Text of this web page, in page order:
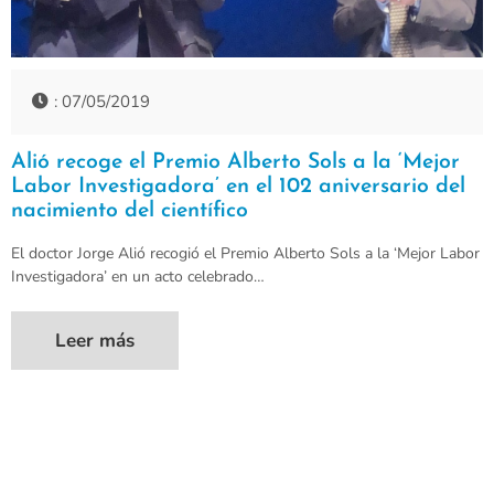
: 07/05/2019
Alió recoge el Premio Alberto Sols a la ‘Mejor
Labor Investigadora’ en el 102 aniversario del
nacimiento del científico
El doctor Jorge Alió recogió el Premio Alberto Sols a la ‘Mejor Labor
Investigadora’ en un acto celebrado…
Leer más